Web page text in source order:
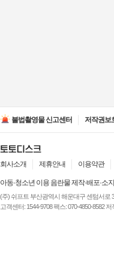
불법촬영물 신고센터 저작권보
회사소개 제휴안내 이용약관
아동·청소년 이용 음란물 제작·배포·
(주) 쉬프트 부산광역시 해운대구 센텀서로
고객센터: 1544-9708 팩스: 070-4850-8582